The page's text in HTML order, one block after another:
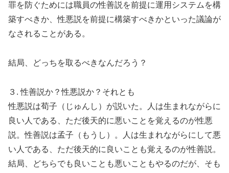
罪を防ぐためには職員の性善説を前提に運用システムを構
築すべきか、性悪説を前提に構築すべきかといった議論が
なされることがある。
結局、どっちを取るべきなんだろう？
３. 性善説か？性悪説か？それとも
性悪説は荀子（じゅんし）が説いた。人は生まれながらに
良い人である、ただ後天的に悪いことを覚えるのが性悪
説。性善説は孟子（もうし）。人は生まれながらにして悪
い人である、ただ後天的に良いことも覚えるのが性善説。
結局、どちらでも良いことも悪いこともやるのだが、そも